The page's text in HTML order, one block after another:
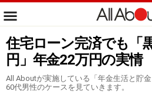
住宅ローン完済でも「
円」年金22万円の実情
All Aboutが実施している「年金生活と貯
60代男性のケースを見ていきます。